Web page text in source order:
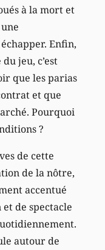
à la mort et
Enfin,
jeu, c’est
que les parias
et que
Pourquoi
?
de cette
de la nôtre,
accentué
de spectacle
autour de